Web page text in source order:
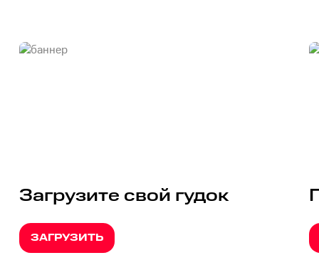
Загрузите свой гудок
ЗАГРУЗИТЬ